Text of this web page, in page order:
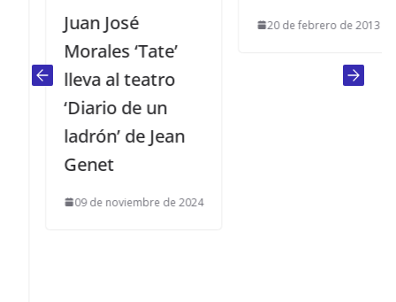
Juan José
Morales ‘Tate’
lleva al teatro
‘Diario de un
ladrón’ de Jean
Genet
09 de noviembre de 2024
20 de febrero de 2013